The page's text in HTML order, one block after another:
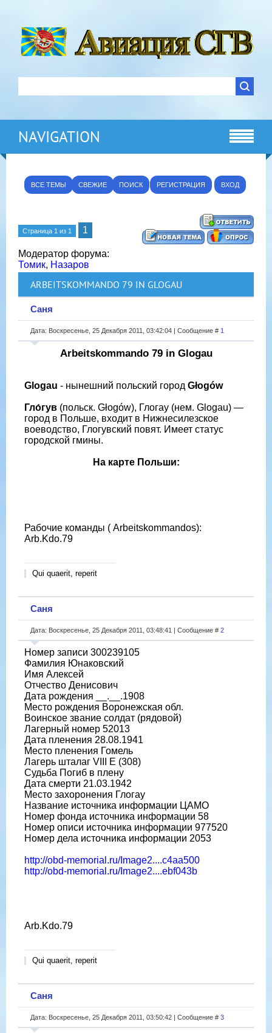
NAVIGATION
ВСЕ ТЕМЫ СВЕЖИЕ ПОИСК РЕГИСТРАЦИЯ ВХОД
Страница 1 из 1 1
Модератор форума:
Томик, Назаров
ARBEITSKOMMANDO 79 IN GLOGAU
Саня
Дата: Воскресенье, 25 Декабря 2011, 03:42:04 | Сообщение # 1
Arbeitskommando 79 in Glogau
Glogau - нынешний польский город Głogów
Гло́гув (польск. Głogów), Глогау (нем. Glogau) —
город в Польше, входит в Нижнесилезское
воеводство, Глогувский повят. Имеет статус
городской гмины.
На карте Польши:
Рабочие команды ( Arbeitskommandos):
Arb.Kdo.79
Qui quaerit, reperit
Саня
Дата: Воскресенье, 25 Декабря 2011, 03:48:41 | Сообщение # 2
Номер записи 300239105
Фамилия Юнаковский
Имя Алексей
Отчество Денисович
Дата рождения __.__.1908
Место рождения Воронежская обл.
Воинское звание солдат (рядовой)
Лагерный номер 52013
Дата пленения 28.08.1941
Место пленения Гомель
Лагерь шталаг VIII E (308)
Судьба Погиб в плену
Дата смерти 21.03.1942
Место захоронения Глогау
Название источника информации ЦАМО
Номер фонда источника информации 58
Номер описи источника информации 977520
Номер дела источника информации 2053
http://obd-memorial.ru/Image2....c4aa500
http://obd-memorial.ru/Image2....ebf043b
Arb.Kdo.79
Qui quaerit, reperit
Саня
Дата: Воскресенье, 25 Декабря 2011, 03:50:42 | Сообщение # 3